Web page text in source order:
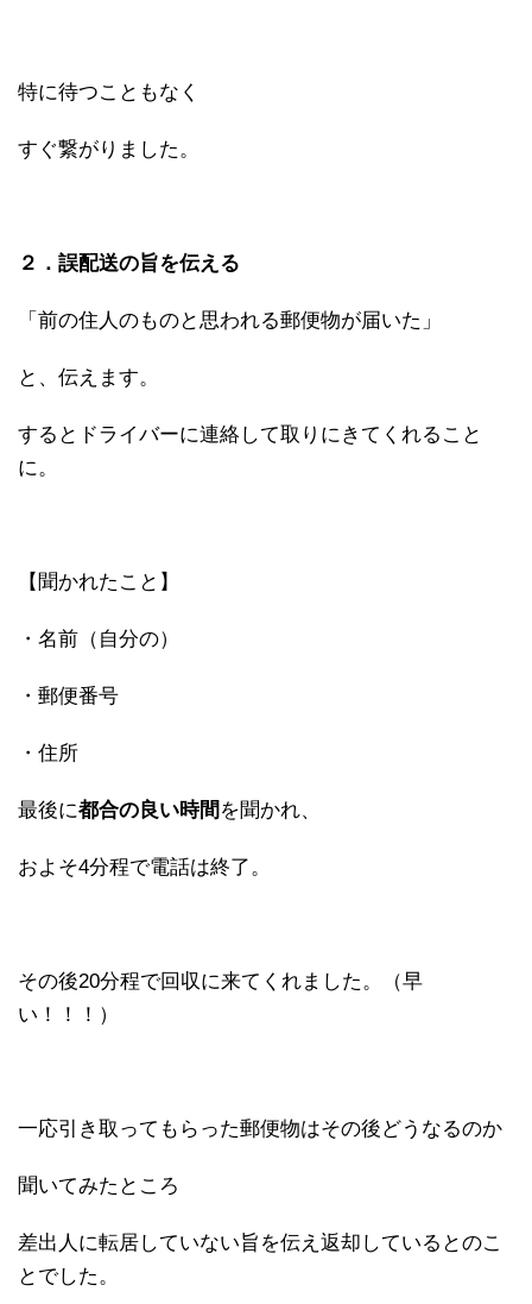
特に待つこともなく
すぐ繋がりました。
２．誤配送の旨を伝える
「前の住人のものと思われる郵便物が届いた」
と、伝えます。
するとドライバーに連絡して取りにきてくれること
に。
【聞かれたこと】
・名前（自分の）
・郵便番号
・住所
最後に都合の良い時間 を聞かれ、
およそ4分程で電話は終了。
その後20分程で回収に来てくれました。（早
い！！！）
一応引き取ってもらった郵便物はその後どうなるのか
聞いてみたところ
差出人に転居していない旨を伝え返却している とのこ
とでした。